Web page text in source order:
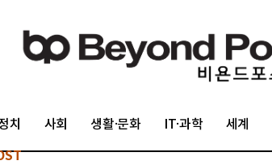
치 사회 생활·문화 IT·과학 세계